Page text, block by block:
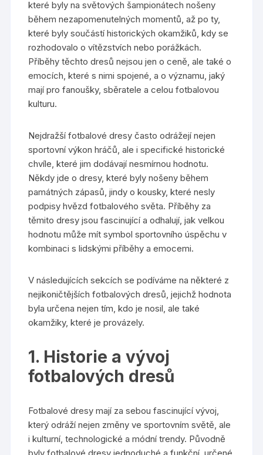
které byly na světových šampionátech nošeny
během nezapomenutelných momentů, až po ty,
které byly součástí historických okamžiků, kdy se
rozhodovalo o vítězstvích nebo porážkách.
Příběhy těchto dresů nejsou jen o ceně, ale také o
emocích, které s nimi spojené, a o významu, jaký
mají pro fanoušky, sběratele a celou fotbalovou
kulturu.
Nejdražší fotbalové dresy často odrážejí nejen
sportovní výkon hráčů, ale i specifické historické
chvíle, které jim dodávají nesmírnou hodnotu.
Někdy jde o dresy, které byly nošeny během
památných zápasů, jindy o kousky, které nesly
podpisy hvězd fotbalového světa. Příběhy za
těmito dresy jsou fascinující a odhalují, jak velkou
hodnotu může mít symbol sportovního úspěchu v
kombinaci s lidskými příběhy a emocemi.
V následujících sekcích se podíváme na některé z
nejikoničtějších fotbalových dresů, jejichž hodnota
byla určena nejen tím, kdo je nosil, ale také
okamžiky, které je provázely.
1. Historie a vývoj
fotbalových dresů
Fotbalové dresy mají za sebou fascinující vývoj,
který odráží nejen změny ve sportovním světě, ale
i kulturní, technologické a módní trendy. Původně